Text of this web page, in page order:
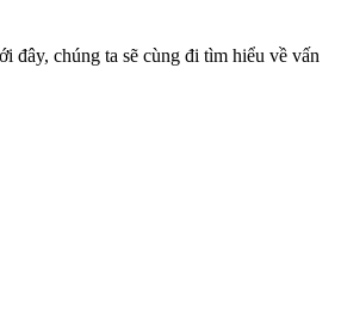
đây, chúng ta sẽ cùng đi tìm hiểu về vấn